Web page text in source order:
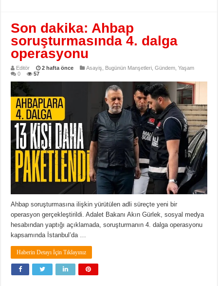
Son dakika: Ahbap
soruşturmasında 4. dalga
operasyonu
Editör 2 hafta önce Asayiş Bugünün Manşetleri ,Gündem ,Yaşam
0
57
Ahbap soruşturmasına ilişkin yürütülen adli süreçte yeni bir
operasyon gerçekleştirildi. Adalet Bakanı Akın Gürlek, sosyal medya
hesabından yaptığı açıklamada, soruşturmanın 4. dalga operasyonu
kapsamında İstanbul’da …
Haberin Detayı İçin Tıklayınız